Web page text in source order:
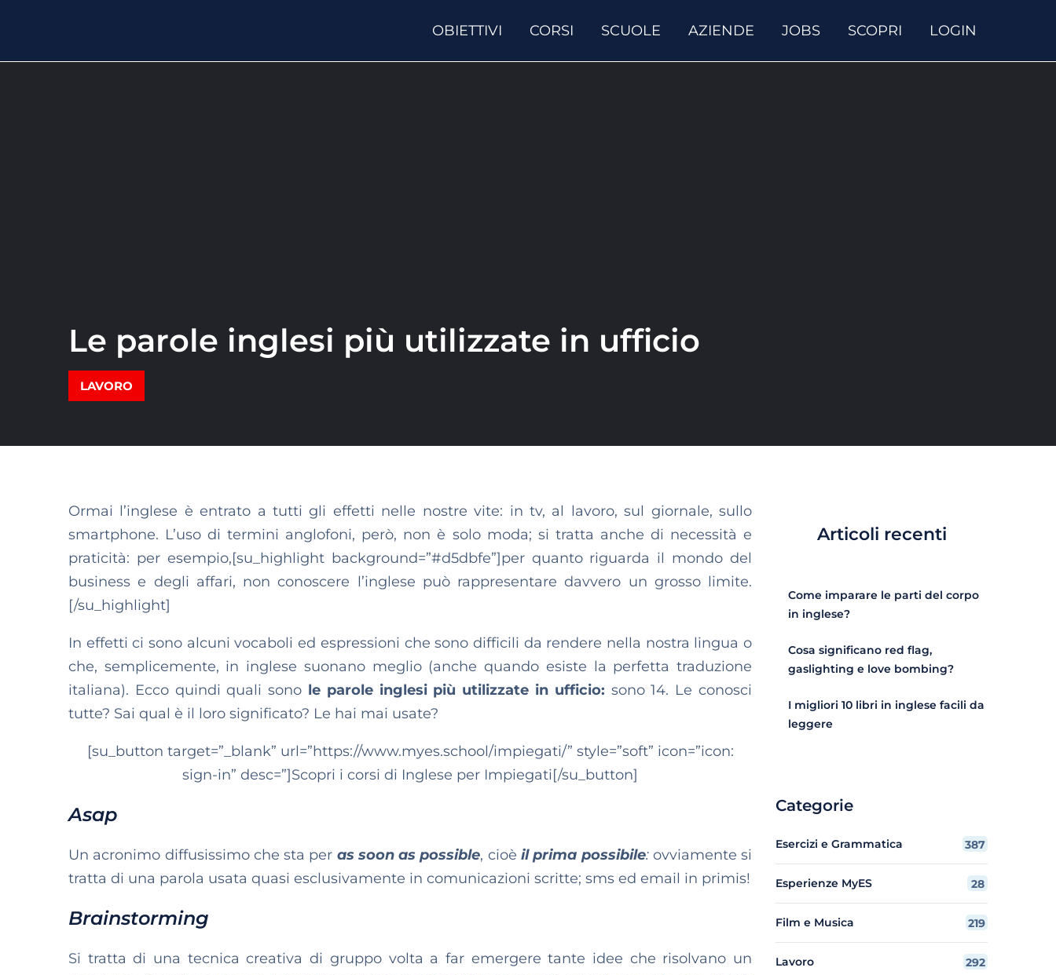
OBIETTIVI CORSI SCUOLE AZIENDE JOBS SCOPRI LOGIN
Le parole inglesi più utilizzate in ufficio
LAVORO
Ormai l’inglese è entrato a tutti gli effetti nelle nostre vite: in tv, al lavoro, sul giornale, sullo
smartphone. L’uso di termini anglofoni, però, non è solo moda; si tratta anche di necessità e
praticità: per esempio,[su_highlight background=”#d5dbfe”]per quanto riguarda il mondo del
business e degli affari, non conoscere l’inglese può rappresentare davvero un grosso limite.
[/su_highlight]
In effetti ci sono alcuni vocaboli ed espressioni che sono difficili da rendere nella nostra lingua o
che, semplicemente, in inglese suonano meglio (anche quando esiste la perfetta traduzione
italiana). Ecco quindi quali sono le parole inglesi più utilizzate in ufficio: sono 14. Le conosci
tutte? Sai qual è il loro significato? Le hai mai usate?
[su_button target=”_blank” url=”https://www.myes.school/impiegati/” style=”soft” icon=”icon:
sign-in” desc=”]Scopri i corsi di Inglese per Impiegati[/su_button]
Asap
Un acronimo diffusissimo che sta per as soon as possible, cioè il prima possibile:ovviamente si
tratta di una parola usata quasi esclusivamente in comunicazioni scritte; sms ed email in primis!
Brainstorming
Si tratta di una tecnica creativa di gruppo volta a far emergere tante idee che risolvano un
Articoli recenti
Come imparare le parti del corpo
in inglese?
Cosa significano red flag,
gaslighting e love bombing?
I migliori 10 libri in inglese facili da
leggere
Categorie
Esercizi e Grammatica 387
Esperienze MyES 28
Film e Musica 219
Lavoro 292